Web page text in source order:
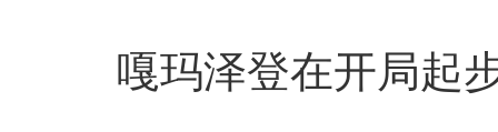
嘎玛泽登在开局起